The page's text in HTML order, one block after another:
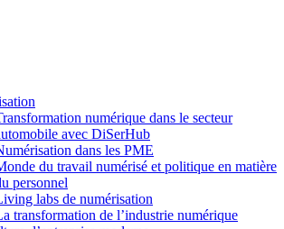
numérique dans le secteur
avec DiSerHub
dans les PME
du travail numérisé et politique en matière
personnel
labs de numérisation
transformation de l’industrie numérique